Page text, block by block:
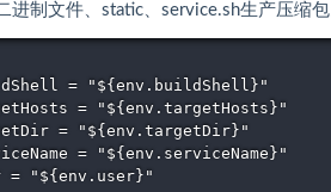
进制文件、static、service.sh生产压缩
= "${env.buildShell}"
= "${env.targetHosts}"
= "${env.targetDir}"
= "${env.serviceName}"
= "${env.user}"